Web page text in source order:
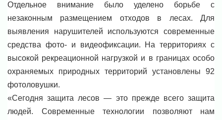
Отдельное внимание было уделено борьбе с
незаконным размещением отходов в лесах. Для
выявления нарушителей используются современные
средства фото- и видеофиксации. На территориях с
высокой рекреационной нагрузкой и в границах особо
охраняемых природных территорий установлены 92
фотоловушки.
«Сегодня защита лесов — это прежде всего защита
людей. Современные технологии позволяют нам